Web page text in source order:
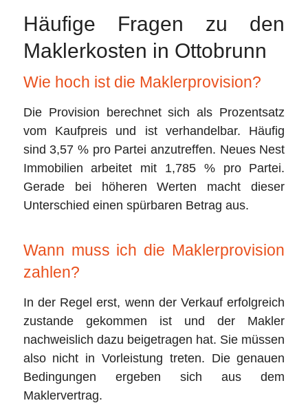
Häufige Fragen zu den
Maklerkosten in Ottobrunn
Wie hoch ist die Maklerprovision?
Die Provision berechnet sich als Prozentsatz
vom Kaufpreis und ist verhandelbar. Häufig
sind 3,57 % pro Partei anzutreffen. Neues Nest
Immobilien arbeitet mit 1,785 % pro Partei.
Gerade bei höheren Werten macht dieser
Unterschied einen spürbaren Betrag aus.
Wann muss ich die Maklerprovision
zahlen?
In der Regel erst, wenn der Verkauf erfolgreich
zustande gekommen ist und der Makler
nachweislich dazu beigetragen hat. Sie müssen
also nicht in Vorleistung treten. Die genauen
Bedingungen ergeben sich aus dem
Maklervertrag.